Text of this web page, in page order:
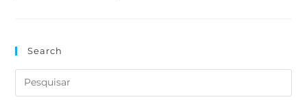
Search